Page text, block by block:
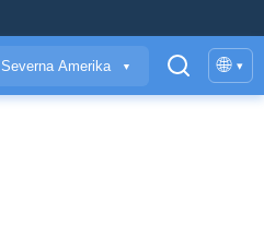
Severna Amerika ▼ 🌐 ▾